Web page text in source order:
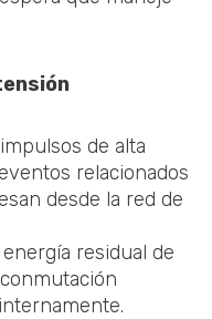
de alta
relacionados
desde la red de
residual de